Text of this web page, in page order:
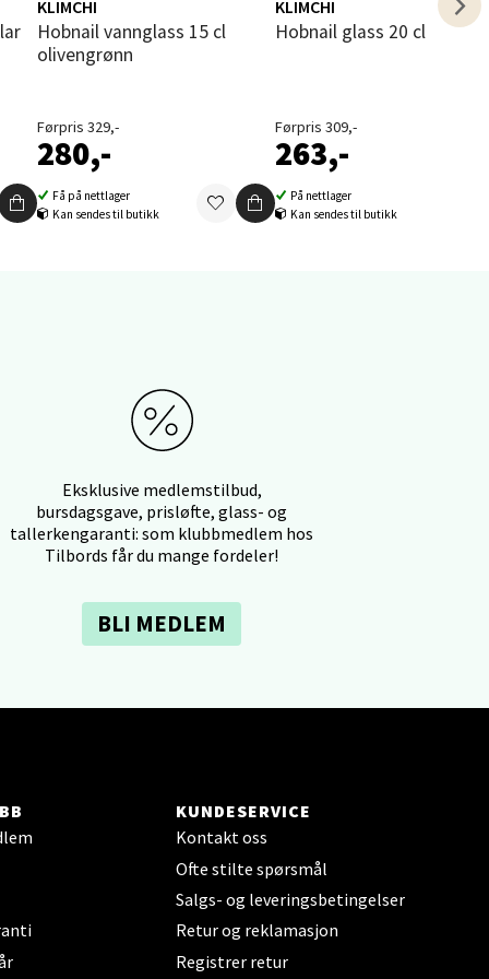
KLIMCHI
Hobnail vannglass 15 cl
olivengrønn
Førpris 329,-
280,-
Få på nettlager
Kan sendes til butikk
KLIMCHI
Hobnail glass 20 cl misty
Førpris 309,-
263,-
På nettlager
Kan sendes til butikk
Eksklusive medlemstilbud,
bursdagsgave, prisløfte, glass- og
tallerkengaranti: som klubbmedlem hos
Tilbords får du mange fordeler!
BLI MEDLEM
KUNDESERVICE
Kontakt oss
Ofte stilte spørsmål
Salgs- og leveringsbetingelser
Retur og reklamasjon
Registrer retur